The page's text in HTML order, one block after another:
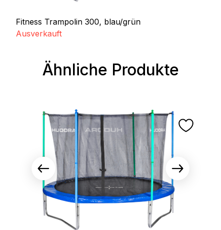
Fitness Trampolin 300, blau/grün
Ausverkauft
Produktgalerie überspringen
Ähnliche Produkte